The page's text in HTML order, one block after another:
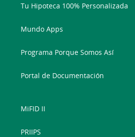
Tu Hipoteca 100% Personalizada
Mundo Apps
Programa Porque Somos Así
Portal de Documentación
MiFID II
PRIIPS